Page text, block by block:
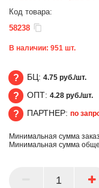
Код товара:
58238
В наличии: 951 шт.
БЦ
БЦ: 4.75 руб./шт.
ОПТ
ОПТ: 4.28 руб./шт.
ПАРТНЕР
ПАРТНЕР: по
Минимальная сумма
Минимальная сумма